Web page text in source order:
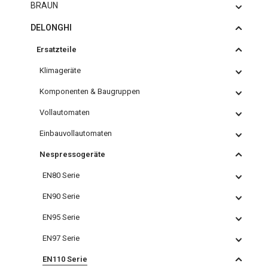
BRAUN
DELONGHI
Ersatzteile
Klimageräte
Komponenten & Baugruppen
Vollautomaten
Einbauvollautomaten
Nespressogeräte
EN80 Serie
EN90 Serie
EN95 Serie
EN97 Serie
EN110 Serie